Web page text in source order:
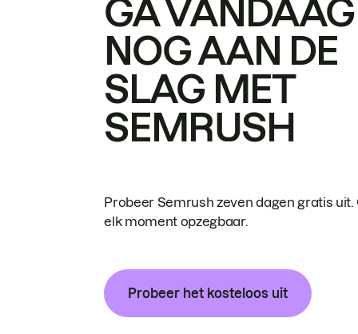
GA VANDAAG
NOG AAN DE
SLAG MET
SEMRUSH
Probeer Semrush zeven dagen gratis uit.
elk moment opzegbaar.
Probeer het kosteloos uit